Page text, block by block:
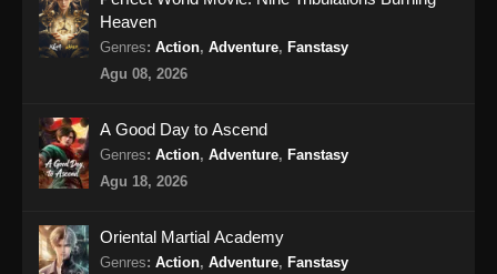
Against the Sky Supreme Episode 328
Subtitle Indonesia
328 Subtitle Indonesia - Agustus 16, 2024
Against the Sky Supreme Episode 329
Eps 329 - Against the Sky Supreme Episode
329 Subtitle Indonesia - Agustus 19, 2024
Heaven
Genres: Action, Adventure, Fanstasy
Agu 08, 2026
A Good Day to Ascend
Genres: Action, Adventure, Fanstasy
Agu 18, 2026
Oriental Martial Academy
Genres: Action, Adventure, Fanstasy